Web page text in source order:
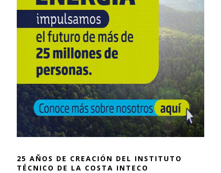
25 AÑOS DE CREACIÓN DEL INSTITUTO
TÉCNICO DE LA COSTA INTECO